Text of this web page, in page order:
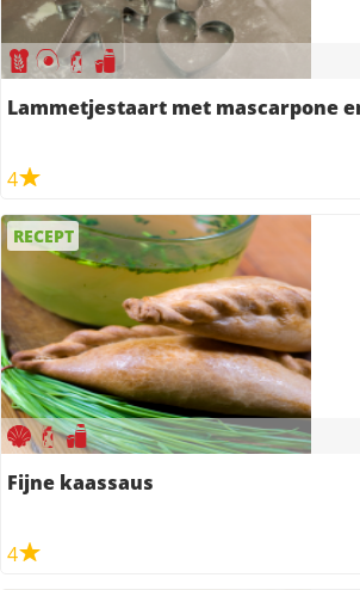
Lammetjestaart met mascarpone
4
RECEPT
Fijne kaassaus
4